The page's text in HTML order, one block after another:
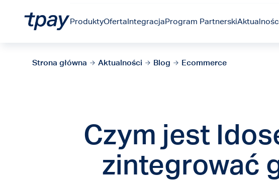
ProduktyOfertaIntegracjaProgram Partnerski
Strona główna Aktualności Blog Ecommerce
Czym jest
zintegrować